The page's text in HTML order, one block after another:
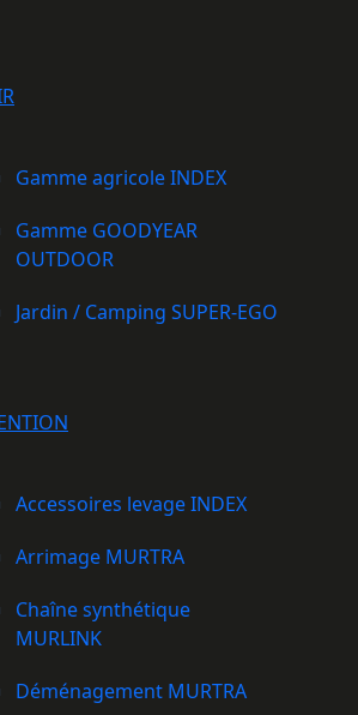
Gamme agricole INDEX
Gamme GOODYEAR
OUTDOOR
Jardin / Camping SUPER-EGO
Accessoires levage INDEX
Arrimage MURTRA
Chaîne synthétique
MURLINK
Déménagement MURTRA